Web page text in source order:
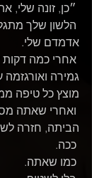
הלשון שלך
אדמדם שלי.
אחרי כמה
גמירה
מוצץ כל טיפה
ואחרי שאתה
הביתה, חזרה